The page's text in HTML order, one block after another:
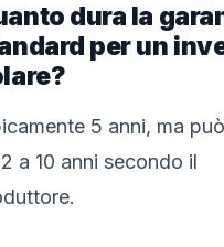
dura la
per un
5 anni, ma
a 10 anni secondo il